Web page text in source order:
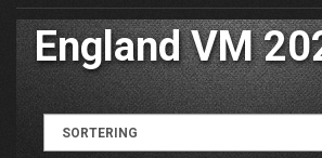
England VM